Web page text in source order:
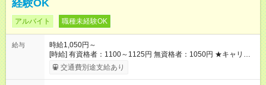
経験OK
アルバイト 職種未経験OK
給与
時給1,050円～
[時給] 有資格者：1100～1125円 無資格者：1050円 ★キャリア
アップ制度あり 進級により給与がアップします！ 【試用期間】
試用期間あり 試用期間の長さ：3ヶ月 雇用形態、給与は本採用
交通費別途支給あり